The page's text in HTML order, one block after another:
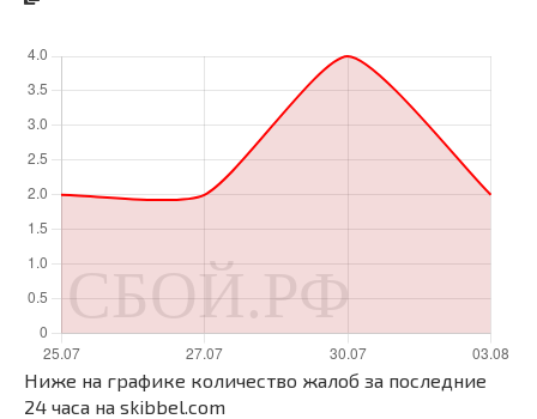
Ниже на графике количество жалоб за последние
24 часа на skibbel.com